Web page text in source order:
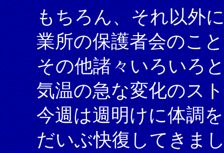
もちろん、それ以外
業所の保護者会のこと
その他諸々いろいろ
気温の急な変化のス
今週は週明けに体調
だいぶ快復してきま